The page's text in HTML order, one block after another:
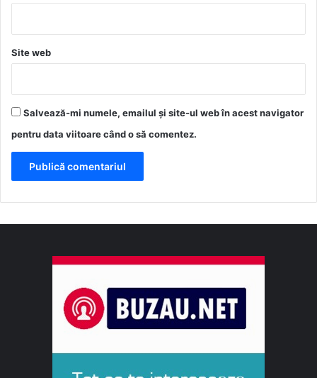
Site web
Salvează-mi numele, emailul și site-ul web în acest navigator
pentru data viitoare când o să comentez.